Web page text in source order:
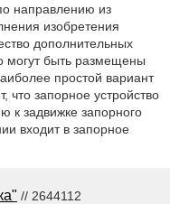
направлению из
изобретения
дополнительных
могут быть размещены
простой вариант
что запорное устройство
к задвижке запорного
входит в запорное
// 2644112